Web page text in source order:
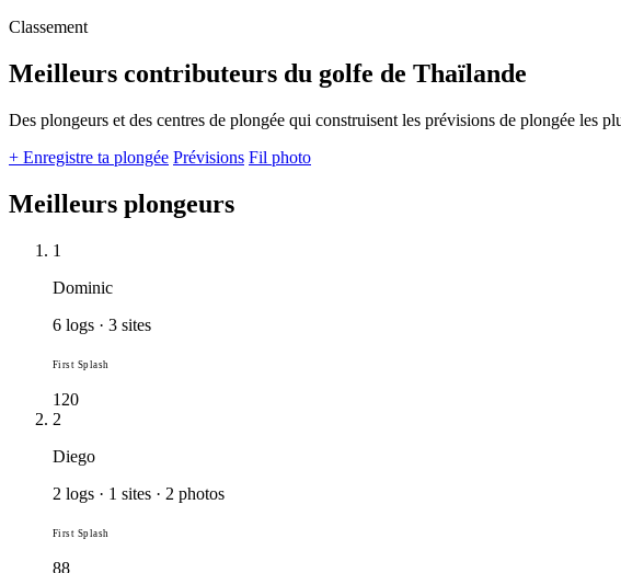
Classement
Meilleurs contributeurs du golfe de Thaïlande
Des plongeurs et des centres de plongée qui construisent les prévisions de plongée
+ Enregistre ta plongée Prévisions Fil photo
Meilleurs plongeurs
1
Dominic
6 logs · 3 sites
First Splash
120
2
Diego
2 logs · 1 sites · 2 photos
First Splash
88